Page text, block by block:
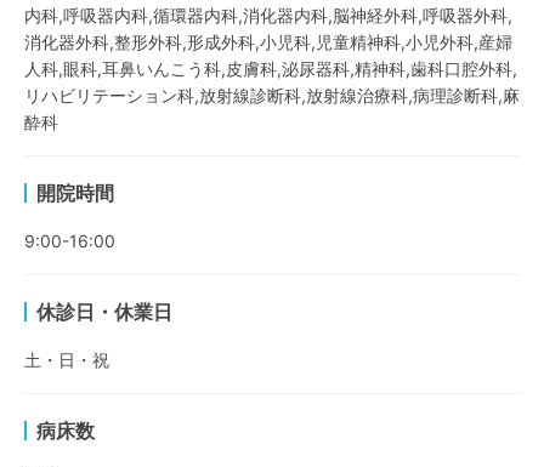
内科,呼吸器内科,循環器内科,消化器内科,脳神経外科,呼吸器外科,
消化器外科,整形外科,形成外科,小児科,児童精神科,小児外科,産婦
人科,眼科,耳鼻いんこう科,皮膚科,泌尿器科,精神科,歯科口腔外科,
リハビリテーション科,放射線診断科,放射線治療科,病理診断科,麻
酔科
開院時間
9:00-16:00
休診日・休業日
土・日・祝
病床数